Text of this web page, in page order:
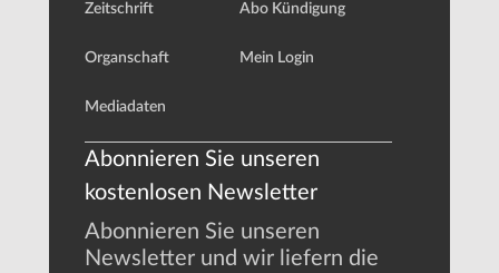
Zeitschrift
Organschaft
Mediadaten
Abo Kündigung
Mein Login
Abonnieren Sie unseren
kostenlosen Newsletter
Abonnieren Sie unseren
Newsletter und wir liefern die